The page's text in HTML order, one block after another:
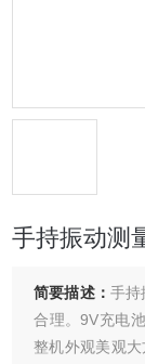
手持振动测
简要描述： 手持
合理。9V充电
整机外观美观